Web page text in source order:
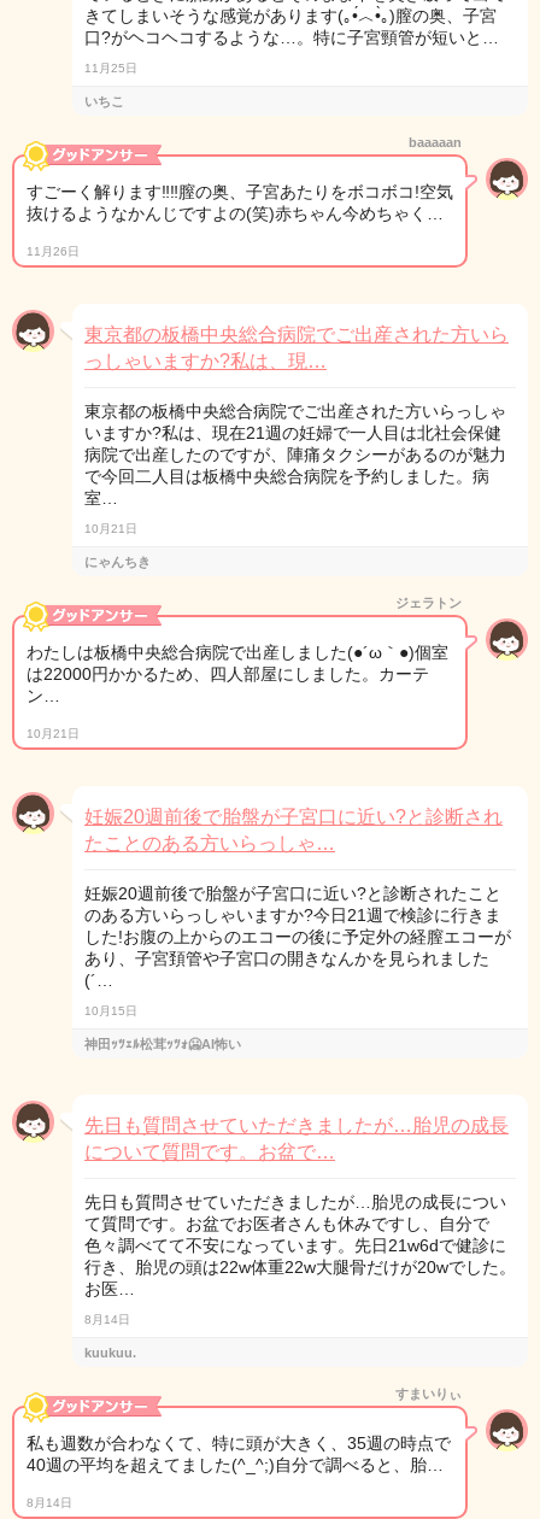
きてしまいそうな感覚があります(｡•́︿•̀｡)膣の奥、子宮
口?がヘコヘコするような…。特に子宮頸管が短いと…
11月25日
いちこ
baaaaan
すごーく解ります‼‼膣の奥、子宮あたりをボコボコ!空気
抜けるようなかんじですよの(笑)赤ちゃん今めちゃく…
11月26日
東京都の板橋中央総合病院でご出産された方いら
っしゃいますか?私は、現…
東京都の板橋中央総合病院でご出産された方いらっしゃ
いますか?私は、現在21週の妊婦で一人目は北社会保健
病院で出産したのですが、陣痛タクシーがあるのが魅力
で今回二人目は板橋中央総合病院を予約しました。病
室…
10月21日
にゃんちき
ジェラトン
わたしは板橋中央総合病院で出産しました(●´ω｀●)個室
は22000円かかるため、四人部屋にしました。カーテ
ン…
10月21日
妊娠20週前後で胎盤が子宮口に近い?と診断され
たことのある方いらっしゃ…
妊娠20週前後で胎盤が子宮口に近い?と診断されたこと
のある方いらっしゃいますか?今日21週で検診に行きま
した!お腹の上からのエコーの後に予定外の経膣エコーが
あり、子宮頚管や子宮口の開きなんかを見られました
(´…
10月15日
神田ｯﾂｪﾙ松茸ｯﾂｫ🥶AI怖い
先日も質問させていただきましたが…胎児の成長
について質問です。お盆で…
先日も質問させていただきましたが…胎児の成長につい
て質問です。お盆でお医者さんも休みですし、自分で
色々調べてて不安になっています。先日21w6dで健診に
行き、胎児の頭は22w体重22w大腿骨だけが20wでした。
お医…
8月14日
kuukuu.
すまいりぃ
私も週数が合わなくて、特に頭が大きく、35週の時点で
40週の平均を超えてました(^_^;)自分で調べると、胎…
8月14日